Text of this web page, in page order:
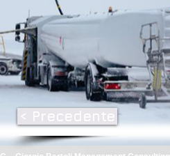
< Precedente